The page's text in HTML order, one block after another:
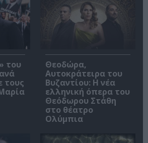
του
τους
Θεοδώρα,
Αυτοκράτειρα του
Βυζαντίου: Η νέα
ελληνική όπερα του
Θεόδωρου Στάθη
στο θέατρο
Ολύμπια